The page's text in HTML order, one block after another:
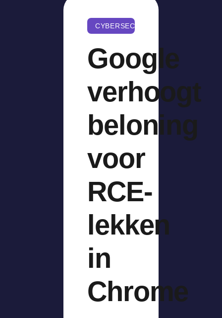
CYBERSECURITY
Google
verhoogt
beloning
voor
RCE-
lekken
in
Chrome